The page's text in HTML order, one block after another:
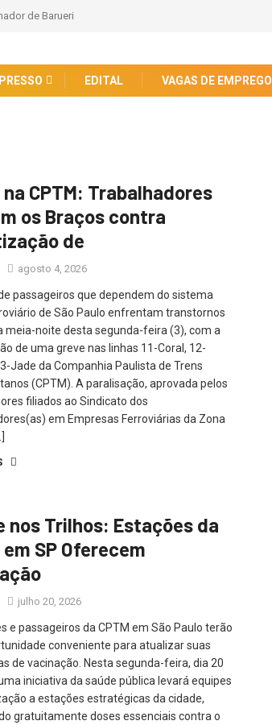
de Barueri
EDITAL VAGAS DE EMPREGO
na CPTM: Trabalhadores
os Braços contra
de
agosto 4, 2026
passageiros que dependem do sistema
de São Paulo enfrentam transtornos
meia-noite desta segunda-feira (3), com a
de uma greve nas linhas 11-Coral, 12-
Jade da Companhia Paulista de Trens
(CPTM). A paralisação, aprovada pelos
filiados ao Sindicato dos
em Empresas Ferroviárias da Zona
nos Trilhos: Estações da
em SP Oferecem
julho 20, 2026
e passageiros da CPTM em São Paulo terão
conveniente para atualizar suas
de vacinação. Nesta segunda-feira, dia 20
iniciativa da saúde pública levará equipes
a estações estratégicas da cidade,
gratuitamente doses essenciais contra o